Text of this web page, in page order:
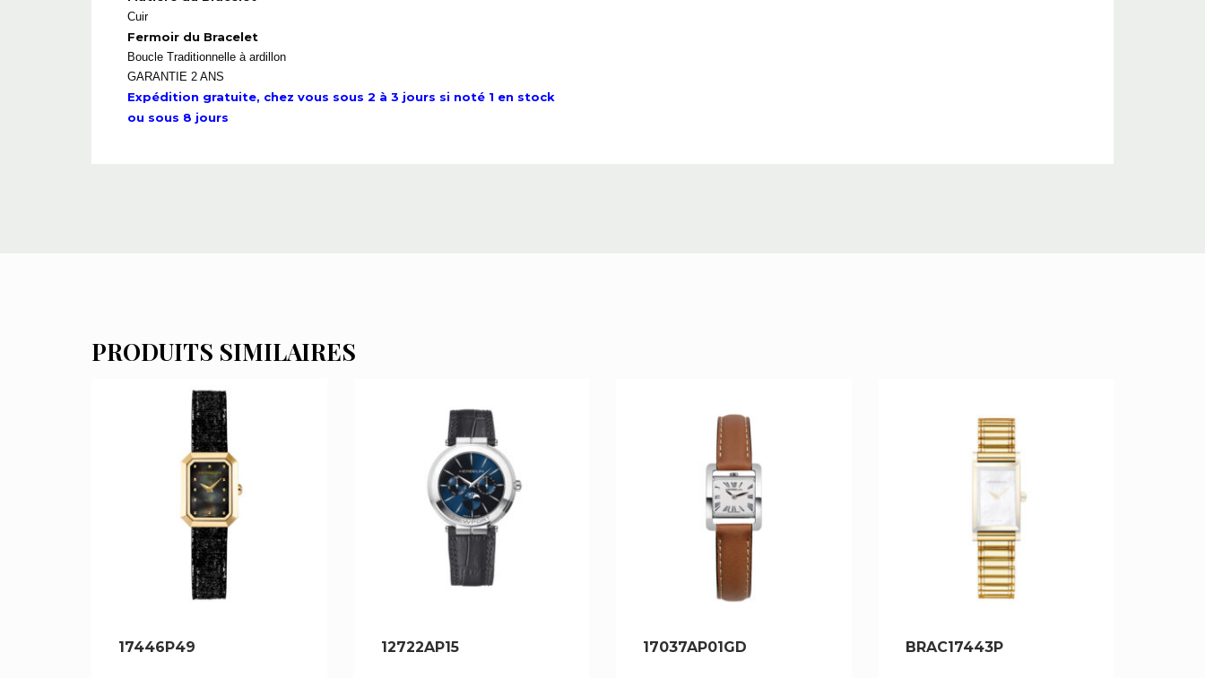
Cuir
Fermoir du Bracelet
Boucle Traditionnelle à ardillon
GARANTIE 2 ANS
Expédition gratuite, chez vous sous 2 à 3 jours si noté 1 en stock
ou sous 8 jours
PRODUITS SIMILAIRES
17446P49 12722AP15 17037AP01GD BRAC17443P